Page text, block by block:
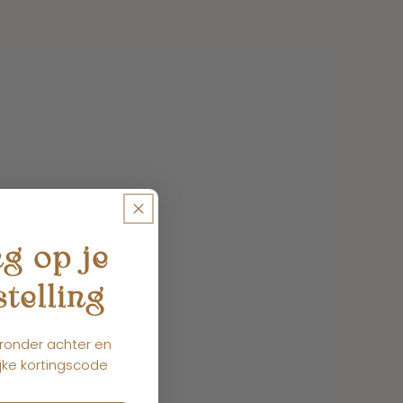
op je
achter en
kortingscode